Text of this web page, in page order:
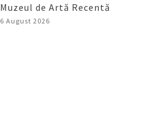
Muzeul de Artă Recentă
6 August 2026